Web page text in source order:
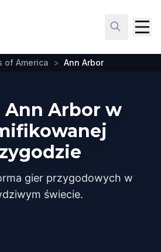
of America > Ann Arbor
Ann Arbor w
gier przygodowych w
świecie.